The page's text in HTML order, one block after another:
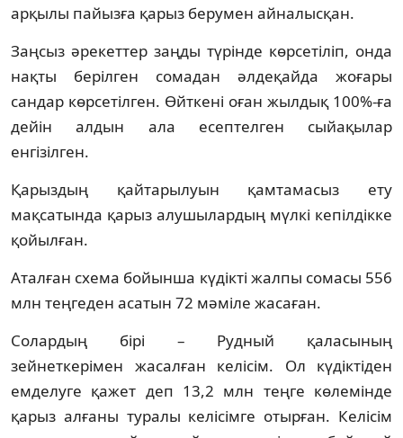
арқылы пайызға қарыз берумен айналысқан.
Заңсыз әрекеттер заңды түрінде көрсетіліп, онда
нақты берілген сомадан әлдеқайда жоғары
сандар көрсетілген. Өйткені оған жылдық 100%-ға
дейін алдын ала есептелген сыйақылар
енгізілген.
Қарыздың қайтарылуын қамтамасыз ету
мақсатында қарыз алушылардың мүлкі кепілдікке
қойылған.
Аталған схема бойынша күдікті жалпы сомасы 556
млн теңгеден асатын 72 мәміле жасаған.
Солардың бірі – Рудный қаласының
зейнеткерімен жасалған келісім. Ол күдіктіден
емделуге қажет деп 13,2 млн теңге көлемінде
қарыз алғаны туралы келісімге отырған. Келісім